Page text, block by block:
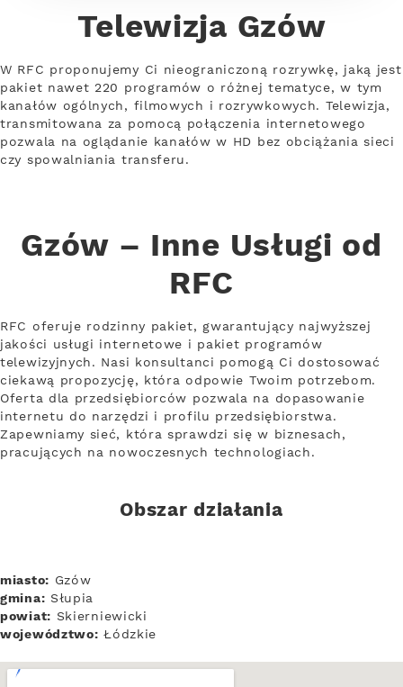
Telewizja Gzów
W RFC proponujemy Ci nieograniczoną rozrywkę, jaką jest
pakiet nawet 220 programów o różnej tematyce, w tym
kanałów ogólnych, filmowych i rozrywkowych. Telewizja,
transmitowana za pomocą połączenia internetowego
pozwala na oglądanie kanałów w HD bez obciążania sieci
czy spowalniania transferu.
Gzów – Inne Usługi od
RFC
RFC oferuje rodzinny pakiet, gwarantujący najwyższej
jakości usługi internetowe i pakiet programów
telewizyjnych. Nasi konsultanci pomogą Ci dostosować
ciekawą propozycję, która odpowie Twoim potrzebom.
Oferta dla przedsiębiorców pozwala na dopasowanie
internetu do narzędzi i profilu przedsiębiorstwa.
Zapewniamy sieć, która sprawdzi się w biznesach,
pracujących na nowoczesnych technologiach.
Obszar działania
miasto: Gzów
gmina: Słupia
powiat: Skierniewicki
województwo: Łódzkie